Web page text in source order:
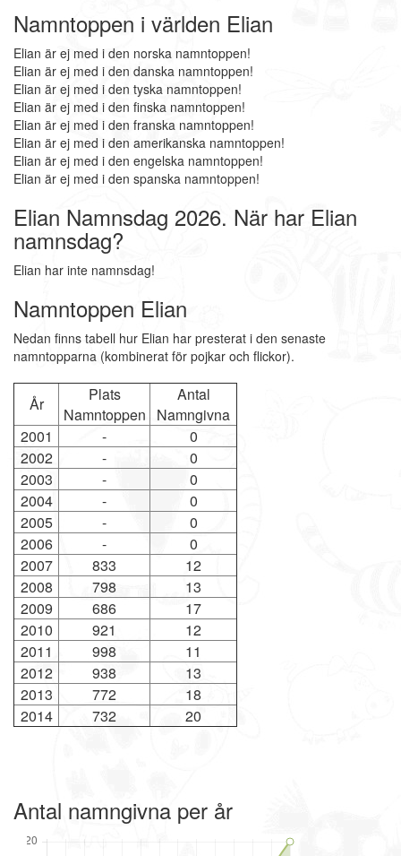
Namntoppen i världen Elian
Elian är ej med i den norska namntoppen!
Elian är ej med i den danska namntoppen!
Elian är ej med i den tyska namntoppen!
Elian är ej med i den finska namntoppen!
Elian är ej med i den franska namntoppen!
Elian är ej med i den amerikanska namntoppen!
Elian är ej med i den engelska namntoppen!
Elian är ej med i den spanska namntoppen!
Elian Namnsdag 2026. När har Elian
namnsdag?
Elian har inte namnsdag!
Namntoppen Elian
Nedan finns tabell hur Elian har presterat i den senaste
namntopparna (kombinerat för pojkar och flickor).
År
Plats
Namntoppen
Antal
Namngivna
2001
-
0
2002
-
0
2003
-
0
2004
-
0
2005
-
0
2006
-
0
2007
833
12
2008
798
13
2009
686
17
2010
921
12
2011
998
11
2012
938
13
2013
772
18
2014
732 20
Antal namngivna per år